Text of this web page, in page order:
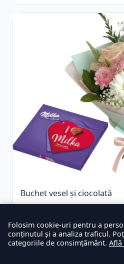
Buchet vesel și ciocolată
Folosim cookie-uri pentru a
conținutul și a analiza traficul.
categoriile de consimțământ.